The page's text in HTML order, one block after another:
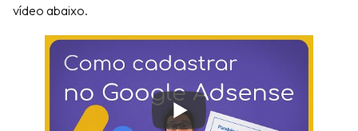
vídeo abaixo.